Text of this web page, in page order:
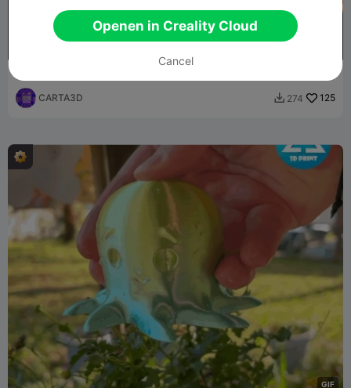
CARTA3D  274 125
GIF
Openen in Creality Cloud
Cancel